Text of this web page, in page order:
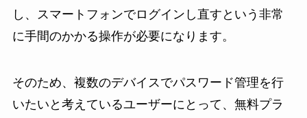
し、スマートフォンでログインし直すという非常
に手間のかかる操作が必要になります。
そのため、複数のデバイスでパスワード管理を行
いたいと考えているユーザーにとって、無料プラ